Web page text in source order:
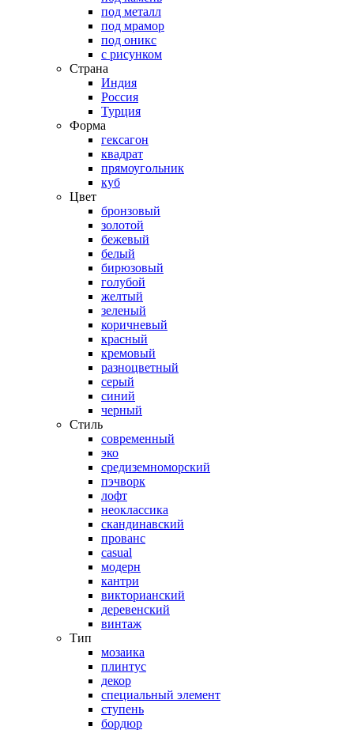
под металл
под мрамор
под оникс
с рисунком
Страна
Индия
Россия
Турция
Форма
гексагон
квадрат
прямоугольник
куб
Цвет
бронзовый
золотой
бежевый
белый
бирюзовый
голубой
желтый
зеленый
коричневый
красный
кремовый
разноцветный
серый
синий
черный
Стиль
современный
эко
средиземноморский
пэчворк
лофт
неоклассика
скандинавский
прованс
casual
модерн
кантри
викторианский
деревенский
винтаж
Тип
мозаика
плинтус
декор
специальный элемент
ступень
бордюр